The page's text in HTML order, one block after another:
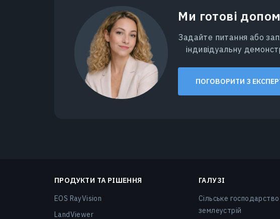
Ми готові
Задайте питання або
індивідуальну
ПОГОВОРИТИ З
ПРОДУКТИ ТА РІШЕННЯ
EOS RayVision
LandViewer
ГАЛУЗІ
Сільське
землеустрій